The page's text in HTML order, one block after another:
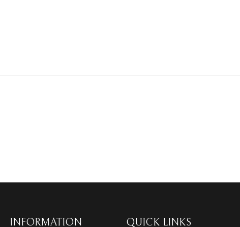
INFORMATION QUICK LINKS